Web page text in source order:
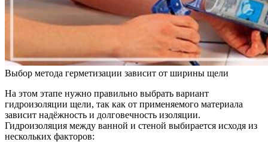
Выбор метода герметизации зависит от ширины щели
На этом этапе нужно правильно выбрать вариант
гидроизоляции щели, так как от применяемого материала
зависит надёжность и долговечность изоляции.
Гидроизоляция между ванной и стеной выбирается исходя из
нескольких факторов: